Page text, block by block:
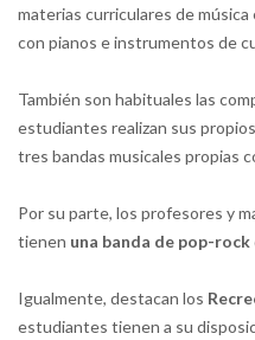
materias curriculares de música
con pianos e instrumentos de
También son habituales las
estudiantes realizan sus
tres bandas musicales propias
Por su parte, los profesores y
tienen una banda de pop-rock
Igualmente, destacan los
estudiantes tienen a su